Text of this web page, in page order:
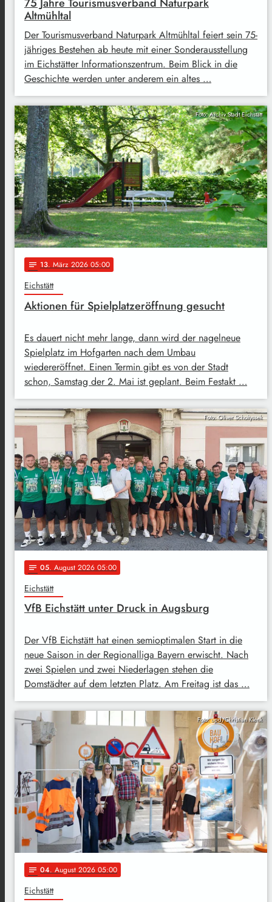
Altmühltal
Der Tourismusverband Naturpark Altmühltal feiert sein 75-
jähriges Bestehen ab heute mit einer Sonderausstellung
im Eichstätter Informationszentrum. Beim Blick in die
Geschichte werden unter anderem ein altes …
Foto: Archiv Stadt Eichstätt
notes 13. März 2026 05:00
Eichstätt
Aktionen für Spielplatzeröffnung gesucht
Es dauert nicht mehr lange, dann wird der nagelneue
Spielplatz im Hofgarten nach dem Umbau
wiedereröffnet. Einen Termin gibt es von der Stadt
schon, Samstag der 2. Mai ist geplant. Beim Festakt …
Foto: Oliver Scholtyssek
notes 05. August 2026 05:00
Eichstätt
VfB Eichstätt unter Druck in Augsburg
Der VfB Eichstätt hat einen semioptimalen Start in die
neue Saison in der Regionalliga Bayern erwischt. Nach
zwei Spielen und zwei Niederlagen stehen die
Domstädter auf dem letzten Platz. Am Freitag ist das …
Foto: upd/Christian Klenk
notes 04. August 2026 05:00
Eichstätt